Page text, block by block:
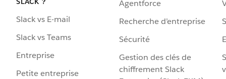
Slack vs E-mail
Slack vs Teams
Entreprise
Petite entreprise
Agentforce
Recherche d’entreprise
Sécurité
Gestion des clés de
chiffrement Slack